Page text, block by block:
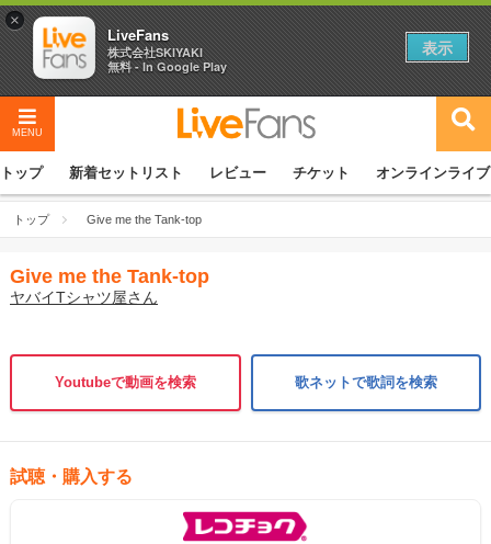
MENU
トップ 新着セットリスト レビュー チケット オンラインライブ
トップ Give me the Tank-top
Give me the Tank-top
ヤバイTシャツ屋さん
Youtubeで動画を検索 歌ネットで歌詞を検索
試聴・購入する
×
LiveFans
株式会社SKIYAKI
無料 - In Google Play
表示